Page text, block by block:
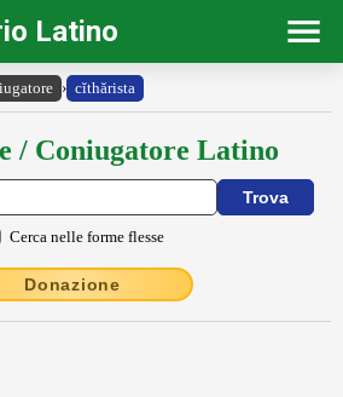
Latino
› cĭthărista
/ Coniugatore Latino
Cerca nelle forme flesse
Donazione